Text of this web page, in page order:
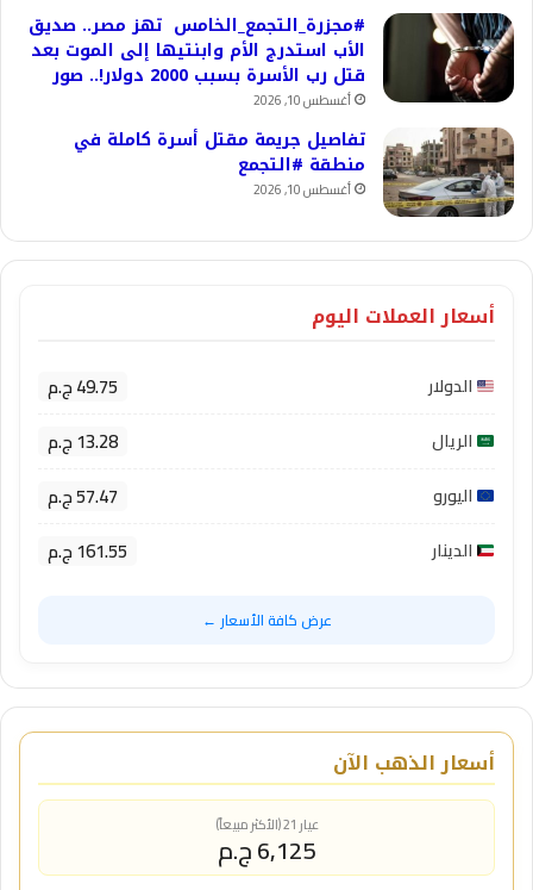
#مجزرة_التجمع_الخامس تهز مصر.. صديق
الأب استدرج الأم وابنتيها إلى الموت بعد
قتل رب الأسرة بسبب 2000 دولار!.. صور
أغسطس 10, 2026
تفاصيل جريمة مقتل أسرة كاملة في
منطقة #التجمع
أغسطس 10, 2026
أسعار العملات اليوم
الدولار 49.75 ج.م
الريال 13.28 ج.م
اليورو 57.47 ج.م
الدينار 161.55 ج.م
عرض كافة الأسعار ←
أسعار الذهب الآن
عيار 21 (الأكثر مبيعاً)
6,125 ج.م